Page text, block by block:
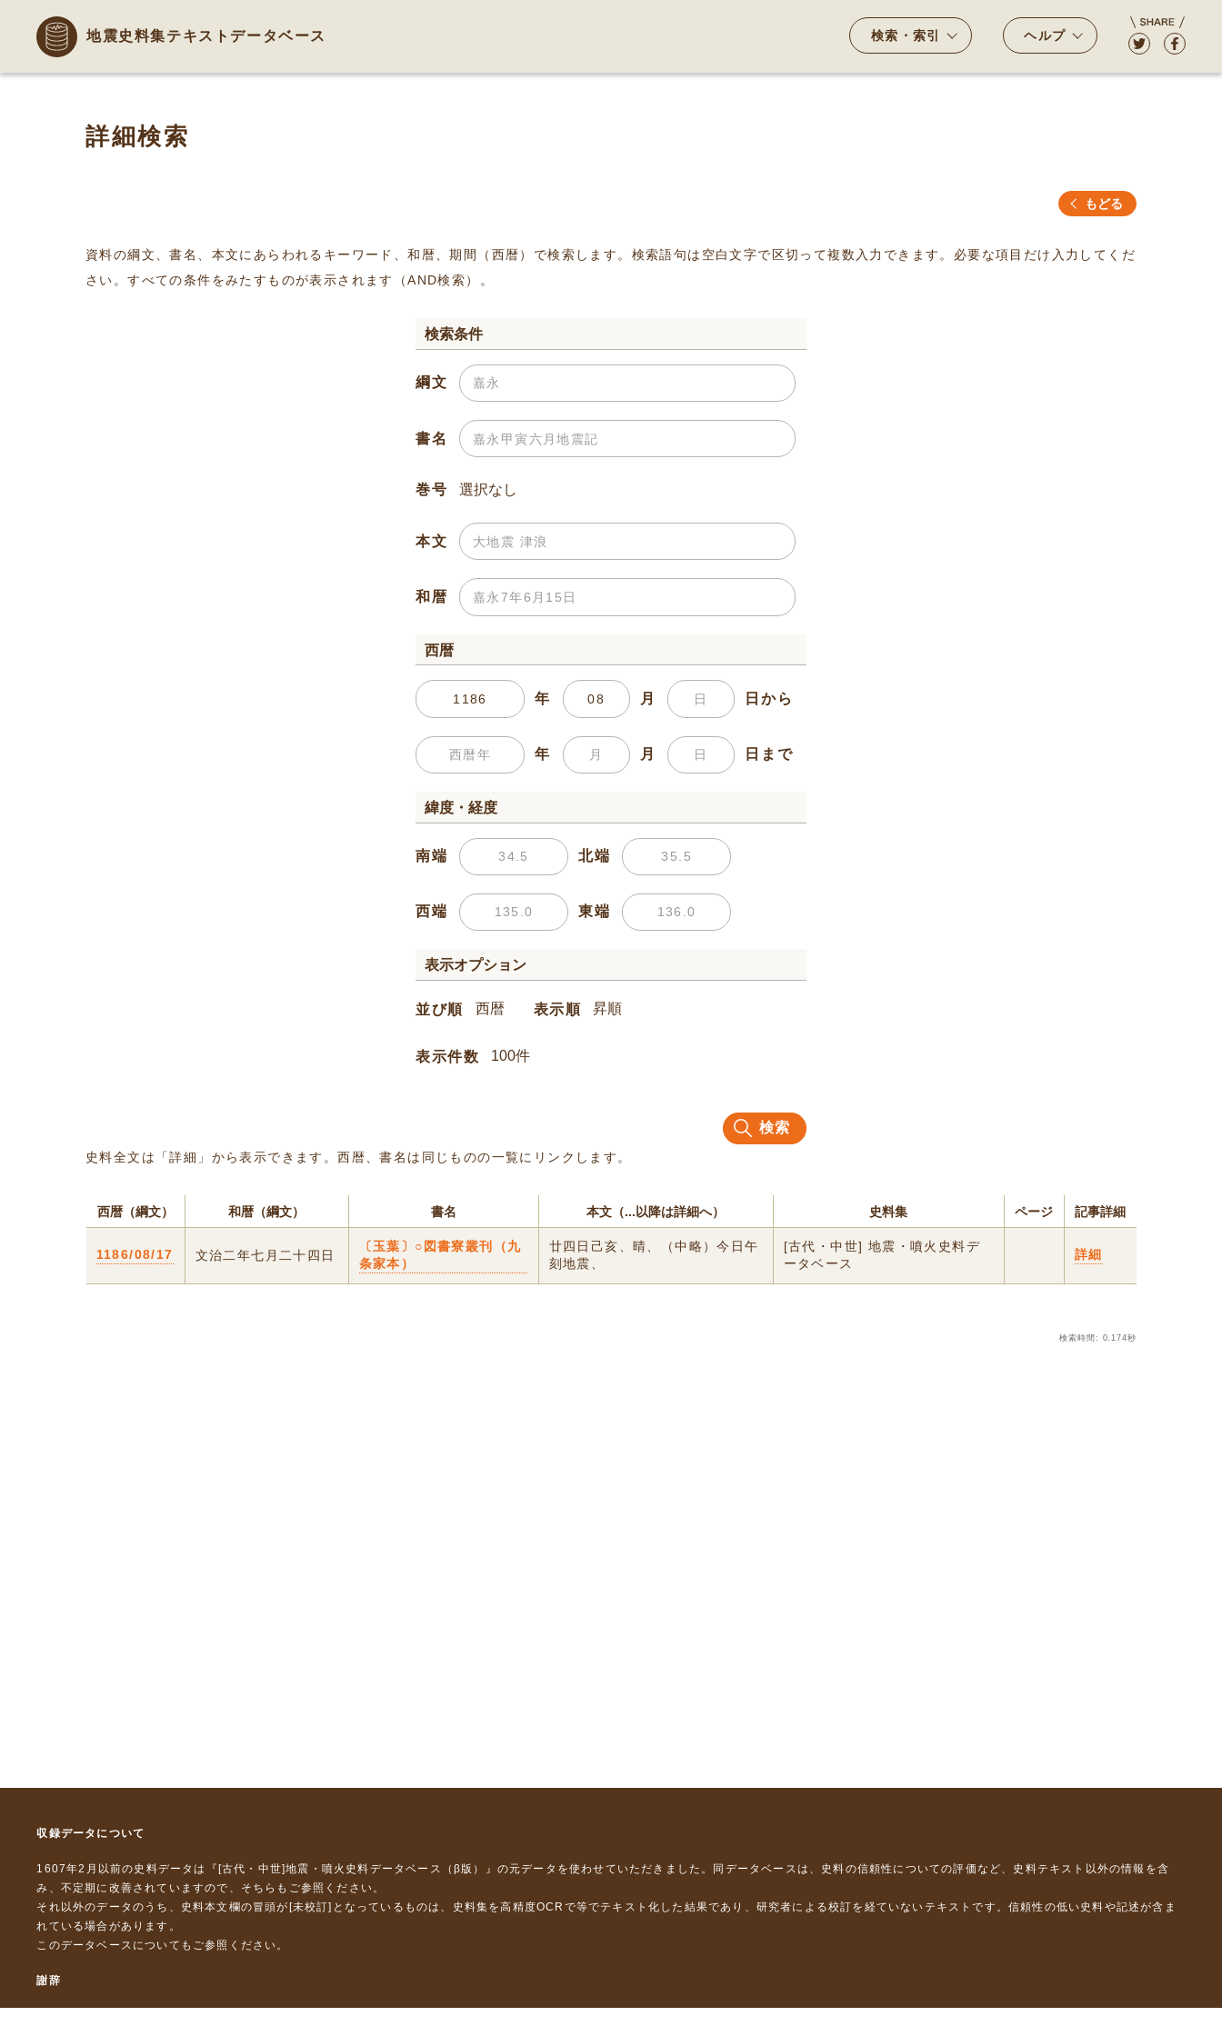
地震史料集テキストデータベース 検索・索引 ヘルプ
詳細検索
もどる
資料の綱文、書名、本文にあらわれるキーワード、和暦、期間（西暦）で検索します。検索語句は空白文字で区切って複数入力できます。必要な項目だけ入力してくだ
さい。すべての条件をみたすものが表示されます（AND検索）。
検索条件
綱文
書名
巻号
本文
和暦
西暦
年 月 日から
年 月 日まで
緯度・経度
南端 北端
西端 東端
表示オプション
並び順 表示順
表示件数
検索
史料全文は「詳細」から表示できます。西暦、書名は同じものの一覧にリンクします。
西暦（綱文） 和暦（綱文） 書名 本文（...以降は詳細へ） 史料集 ページ 記事詳細
1186/08/17 文治二年七月二十四日
〔玉葉〕○図書寮叢刊（九
条家本）
廿四日己亥、晴、（中略）今日午
刻地震、
[古代・中世] 地震・噴火史料デ
ータベース
詳細
検索時間: 0.174秒
収録データについて
1607年2月以前の史料データは『 [古代・中世]地震・噴火史料データベース（β版）』 の元データを使わせていただきました。同データベースは、史料の信頼性についての評価など、史料テキスト以外の情報を含
み、不定期に改善されていますので、 そちら もご参照ください。
それ以外のデータのうち、史料本文欄の冒頭が[未校訂]となっているものは、史料集を高精度OCRで等でテキスト化した結果であり、研究者による校訂を経ていないテキストです。信頼性の低い史料や記述が含ま
れている場合があります。
このデータベースについて もご参照ください。
謝辞